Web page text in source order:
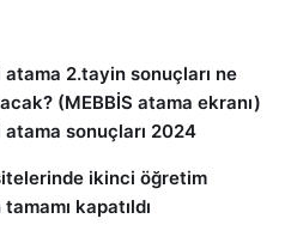
2.tayin sonuçları ne
(MEBBİS atama ekranı)
sonuçları 2024
ikinci öğretim
kapatıldı